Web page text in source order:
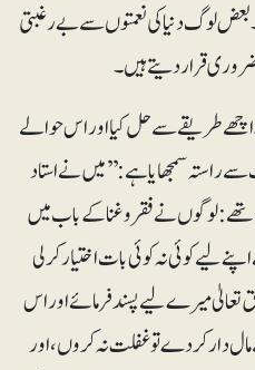
لوگ دنیا کی نعمتوں سے بے رغبتی
قرار دیتے ہیں۔
اچھے طریقے سے حل کیا اور اس حوالے
سے راستہ سمجھایا ہے:’’میں نے استاد
تھے: لوگوں نے فقروغنا کے باب میں
لیے کوئی نہ کوئی بات اختیار کرلی
تعالیٰ میرے لیے پسند فرمائے اور اس
دار کردے تو غفلت نہ کروں، اور